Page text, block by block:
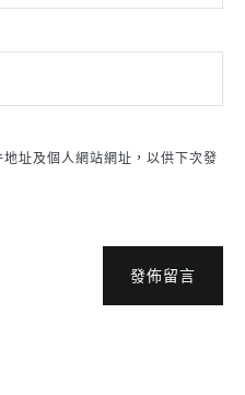
址及個人網站網址，以供下次發
發佈留言